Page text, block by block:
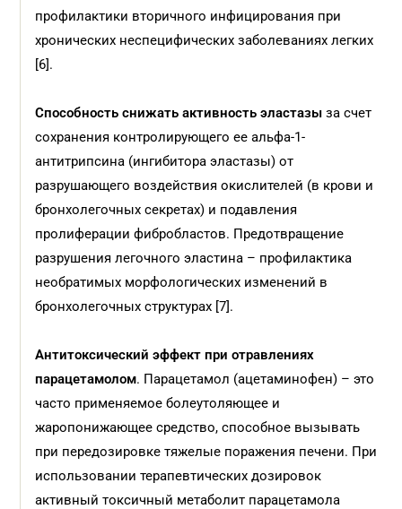
профилактики вторичного инфицирования при
хронических неспецифических заболеваниях легких
[6].
Способность снижать активность эластазы за счет
сохранения контролирующего ее альфа-1-
антитрипсина (ингибитора эластазы) от
разрушающего воздействия окислителей (в крови и
бронхолегочных секретах) и подавления
пролиферации фибробластов. Предотвращение
разрушения легочного эластина – профилактика
необратимых морфологических изменений в
бронхолегочных структурах [7].
Антитоксический эффект при отравлениях
парацетамолом. Парацетамол (ацетаминофен) – это
часто применяемое болеутоляющее и
жаропонижающее средство, способное вызывать
при передозировке тяжелые поражения печени. При
использовании терапевтических дозировок
активный токсичный метаболит парацетамола